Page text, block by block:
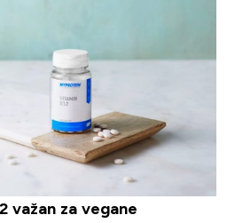
važan za vegane